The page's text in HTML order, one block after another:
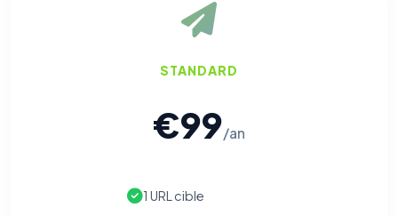
STANDARD
€99/an
1 URL cible